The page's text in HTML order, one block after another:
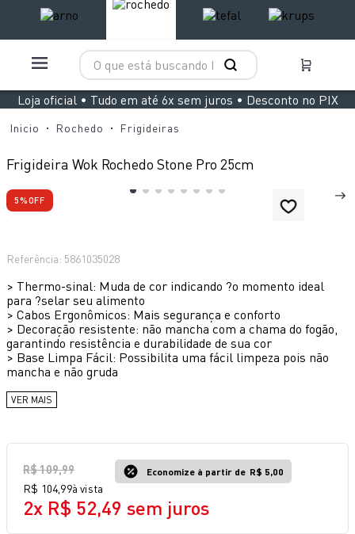
O que está buscando hoje?
Loja oficial • Tudo em até 6x sem juros • Desconto no PIX
Rochedo Frigideiras
Frigideira Wok Rochedo Stone Pro 25cm
5%OFF
Referência: 5861035028
> Thermo-sinal: Muda de cor indicando ?o momento ideal
para ?selar seu alimento
> Cabos Ergonômicos: Mais segurança e conforto
> Decoração resistente: não mancha com a chama do fogão,
garantindo resistência e durabilidade de sua cor
> Base Limpa Fácil: Possibilita uma fácil limpeza pois não
mancha e não gruda
VER MAIS
R$109,99 Economize à partir de R$ 5,00
R$ 104,99à vista
2x R$ 52,49 sem juros
TERMOS MAIS BUSCADOS
6º
jogo panelas rochedo stone pro
7º
bake easy
8º
lightmix
9º
vaporizador pure pop
10º